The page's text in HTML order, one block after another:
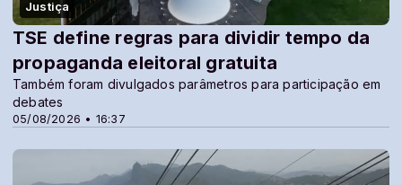
Justiça
05/08/2026 • 16:37
TSE define regras para dividir tempo da
propaganda eleitoral gratuita
Também foram divulgados parâmetros para participação em
debates